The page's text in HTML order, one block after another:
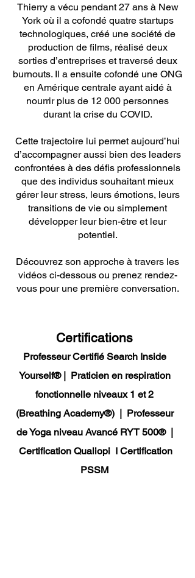
Thierry a vécu pendant 27 ans à New
York où il a cofondé quatre startups
technologiques, créé une société de
production de films, réalisé deux
sorties d’entreprises et traversé deux
burnouts. Il a ensuite cofondé une ONG
en Amérique centrale ayant aidé à
nourrir plus de 12 000 personnes
durant la crise du COVID.
Cette trajectoire lui permet aujourd’hui
d’accompagner aussi bien des leaders
confrontées à des défis professionnels
que des individus souhaitant mieux
gérer leur stress, leurs émotions, leurs
transitions de vie ou simplement
développer leur bien-être et leur
potentiel.
Découvrez son approche à travers les
vidéos ci-dessous ou prenez rendez-
vous pour une première conversation.
Certifications
Professeur Certifié Search Inside
Yourself® | Praticien en respiration
fonctionnelle niveaux 1 et 2
(Breathing Academy®) | Professeur
de Yoga niveau Avancé RYT 500® |
Certification Qualiopi I Certification
PSSM